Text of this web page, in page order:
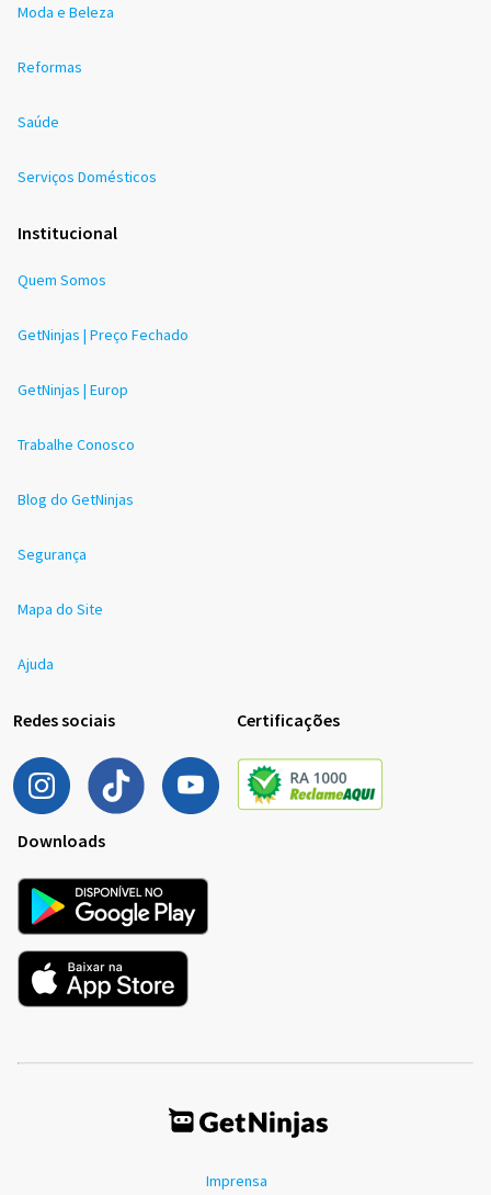
Moda e Beleza
Reformas
Saúde
Serviços Domésticos
Institucional
Quem Somos
GetNinjas | Preço Fechado
GetNinjas | Europ
Trabalhe Conosco
Blog do GetNinjas
Segurança
Mapa do Site
Ajuda
Redes sociais Certificações
Downloads
Imprensa